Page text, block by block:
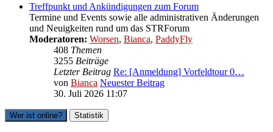
Treffpunkt und Ankündigungen zum Forum
Termine und Events sowie alle administrativen Änderungen
und Neuigkeiten rund um das STRForum
Moderatoren: Worsen, Bianca, PaddyFly
408 Themen
3255 Beiträge
Letzter Beitrag Re: [Anmeldung] Vorfeldtour 0…
von Bianca Neuester Beitrag
30. Juli 2026 11:07
Wer ist online? Statistik